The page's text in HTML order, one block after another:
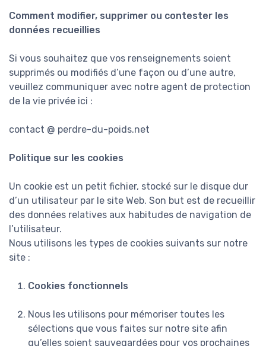
Comment modifier, supprimer ou contester les
données recueillies
Si vous souhaitez que vos renseignements soient
supprimés ou modifiés d’une façon ou d’une autre,
veuillez communiquer avec notre agent de protection
de la vie privée ici :
contact @ perdre-du-poids.net
Politique sur les cookies
Un cookie est un petit fichier, stocké sur le disque dur
d’un utilisateur par le site Web. Son but est de recueillir
des données relatives aux habitudes de navigation de
l’utilisateur.
Nous utilisons les types de cookies suivants sur notre
site :
Cookies fonctionnels
Nous les utilisons pour mémoriser toutes les
sélections que vous faites sur notre site afin
qu’elles soient sauvegardées pour vos prochaines